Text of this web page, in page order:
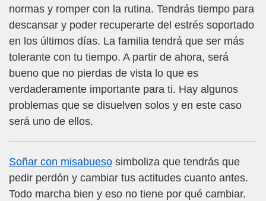
normas y romper con la rutina. Tendrás tiempo para
descansar y poder recuperarte del estrés soportado
en los últimos días. La familia tendrá que ser más
tolerante con tu tiempo. A partir de ahora, será
bueno que no pierdas de vista lo que es
verdaderamente importante para ti. Hay algunos
problemas que se disuelven solos y en este caso
será uno de ellos.
Soñar con misabueso simboliza que tendrás que
pedir perdón y cambiar tus actitudes cuanto antes.
Todo marcha bien y eso no tiene por qué cambiar.